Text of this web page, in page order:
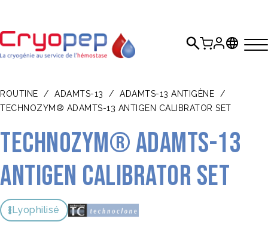
ROUTINE / ADAMTS-13 / ADAMTS-13 ANTIGÈNE
/
TECHNOZYM® ADAMTS-13 ANTIGEN CALIBRATOR SET
TECHNOZYM® ADAMTS-13
Antigen Calibrator Set
Lyophilisé